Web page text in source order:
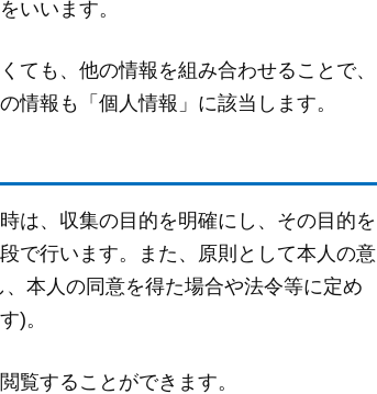
いいます。
ても、他の情報を組み合わせることで、
情報も「個人情報」に該当します。
は、収集の目的を明確にし、その目的を
で行います。また、原則として本人の意
本人の同意を得た場合や法令等に定め
)。
覧することができます。